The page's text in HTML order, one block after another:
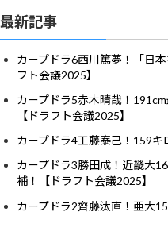
最新記事
カープドラ6西川篤夢！「日
フト会議2025】
カープドラ5赤木晴哉！
【ドラフト会議2025】
カープドラ4工藤泰己！159キ
カープドラ3勝田成！近畿大
補！【ドラフト会議2025】
カープドラ2齊藤汰直！亜大